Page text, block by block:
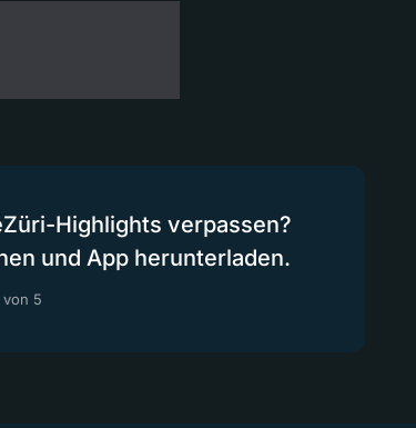
Highlights verpassen?
und App herunterladen.
5